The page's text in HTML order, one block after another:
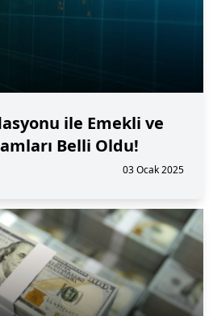
ile Emekli ve
Belli Oldu!
03 Ocak 2025